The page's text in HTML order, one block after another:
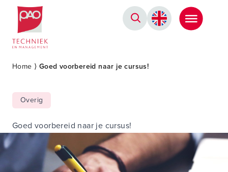
Postacademische cursussen, leergangen en opleidingen
Home ⟩ Goed voorbereid naar je cursus!
Overig
Goed voorbereid naar je cursus!